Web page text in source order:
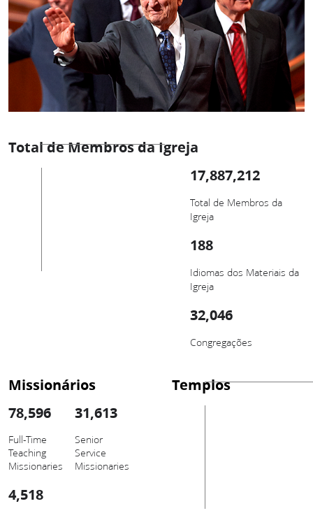
Total de Membros da Igreja
17,887,212
Total de Membros da
Igreja
188
Idiomas dos Materiais da
Igreja
32,046
Congregações
Missionários
78,596
Full-Time
Teaching
Missionaries
31,613
Senior
Service
Missionaries
4,518
Templos